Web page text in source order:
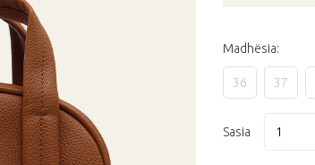
Madhësia:
36 37
Sasia